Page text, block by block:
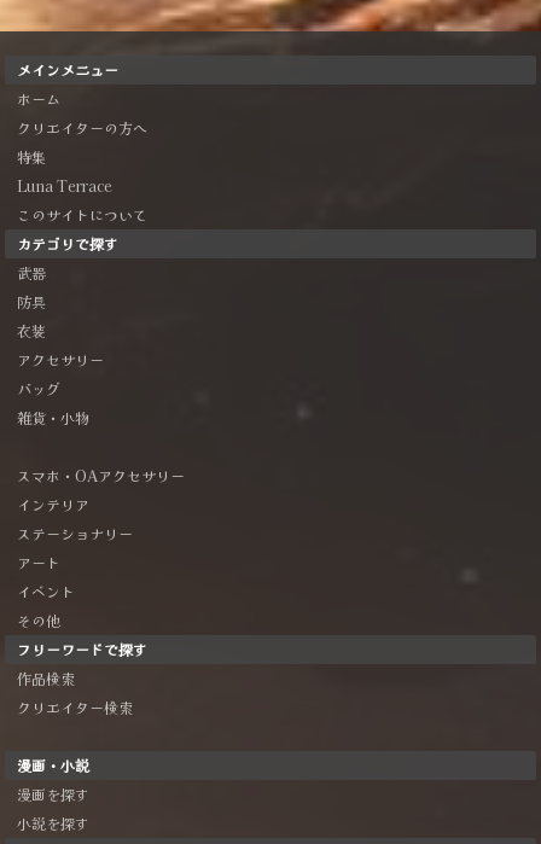
メインメニュー
ホーム
クリエイターの方へ
特集
Luna Terrace
このサイトについて
カテゴリで探す
武器
防具
衣装
アクセサリー
バッグ
雑貨・小物
スマホ・OAアクセサリー
インテリア
ステーショナリー
アート
イベント
その他
フリーワードで探す
作品検索
クリエイター検索
漫画・小説
漫画を探す
小説を探す